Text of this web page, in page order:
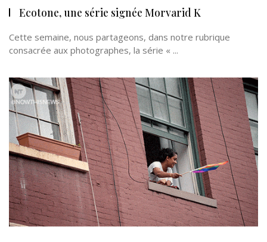
Ecotone, une série signée Morvarid K
Cette semaine, nous partageons, dans notre rubrique
consacrée aux photographes, la série « ...